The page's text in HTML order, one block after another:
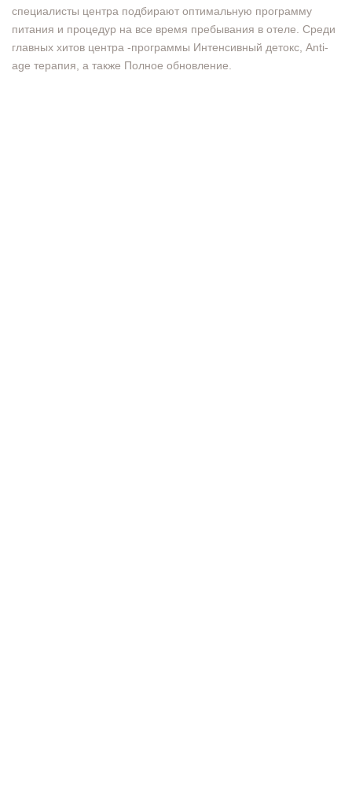
специалисты центра подбирают оптимальную программу
питания и процедур на все время пребывания в отеле. Среди
главных хитов центра -программы Интенсивный детокс, Anti-
age терапия, а также Полное обновление.